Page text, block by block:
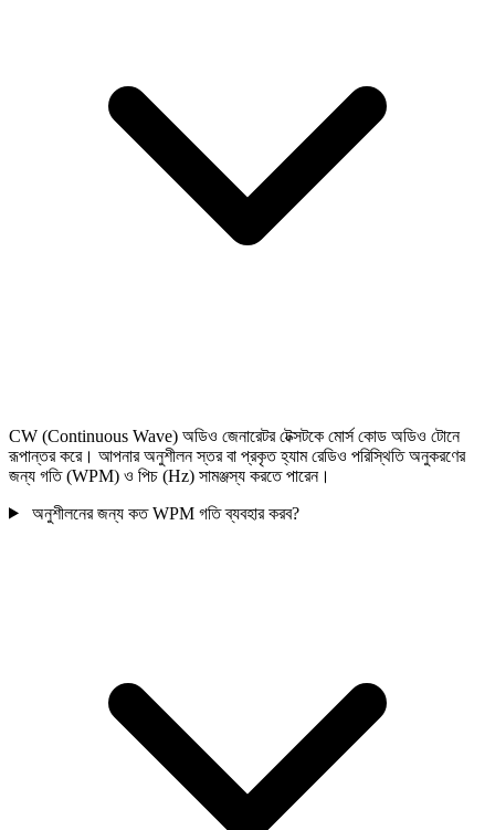
CW (Continuous Wave) অডিও জেনারেটর টেক্সটকে মোর্স কোড অডিও টোনে
রূপান্তর করে। আপনার অনুশীলন স্তর বা প্রকৃত হ্যাম রেডিও পরিস্থিতি অনুকরণের
জন্য গতি (WPM) ও পিচ (Hz) সামঞ্জস্য করতে পারেন।
অনুশীলনের জন্য কত WPM গতি ব্যবহার করব?